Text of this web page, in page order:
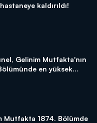
kaldırıldı!
Gelinim Mutfakta'nın
en yüksek
Mutfakta 1874. Bölümde